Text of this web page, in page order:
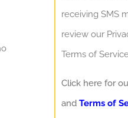
receiving SMS
review our
Terms of
Click here for
and Terms of